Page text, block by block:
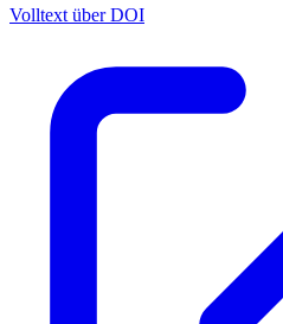
Volltext über DOI